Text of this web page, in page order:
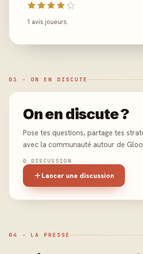
1 avis joueurs.
03 - ON EN DISCUTE
On en discute ?
Pose tes questions, partage tes
avec la communauté autour de
0 DISCUSSION
Lancer une discussion
04 - LA PRESSE